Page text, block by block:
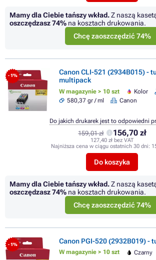
Mamy dla Ciebie tańszy wkład.Z naszą
oszczędzasz74% na kosztach drukowania.
Chcę zaoszczędzić 74%
- 1%
Canon CLI-521 (2934B015) -
multipack
W magazynie > 10 szt Kolor
580,37 gr / ml
Canon
159,01 zł 156,70 zł
127,40 zł bez VAT
Najniższa cena w ciągu ostatnich 30 dni:
Do koszyka
Do jakich drukarek jest to odpowiedni
Mamy dla Ciebie tańszy wkład.Z naszą
oszczędzasz74% na kosztach drukowania.
Chcę zaoszczędzić 74%
- 1% Canon PGI-520 (2932B019) -
W magazynie > 10 szt Czarny